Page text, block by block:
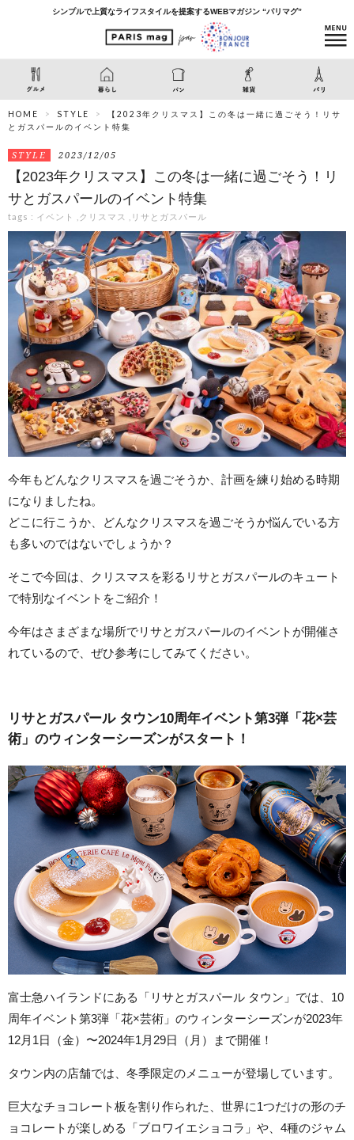
シンプルで上質なライフスタイルを提案するWEBマガジン “パリマグ”
HOME STYLE
【2023年クリスマス】この冬は一緒に過ごそう！リサ
とガスパールのイベント特集
STYLE 2023/12/05
【2023年クリスマス】この冬は一緒に過ごそう！リ
サとガスパールのイベント特集
tags : イベント クリスマス リサとガスパール
今年もどんなクリスマスを過ごそうか、計画を練り始める時期
になりましたね。
どこに行こうか、どんなクリスマスを過ごそうか悩んでいる方
も多いのではないでしょうか？
そこで今回は、クリスマスを彩るリサとガスパールのキュート
で特別なイベントをご紹介！
今年はさまざまな場所でリサとガスパールのイベントが開催さ
れているので、ぜひ参考にしてみてください。
リサとガスパール タウン10周年イベント第3弾「花×芸
術」のウィンターシーズンがスタート！
富士急ハイランドにある「リサとガスパール タウン」では、10
周年イベント第3弾「花×芸術」のウィンターシーズンが2023年
12月1日（金）〜2024年1月29日（月）まで開催！
タウン内の店舗では、冬季限定のメニューが登場しています。
巨大なチョコレート板を割り作られた、世界に1つだけの形のチ
ョコレートが楽しめる「ブロワイエショコラ」や、4種のジャム